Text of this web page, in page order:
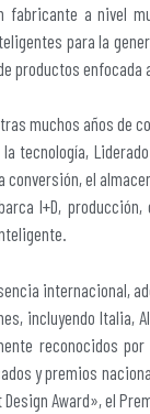
fabricante a nivel
para la
productos
muchos años de
tecnología,
el
I+D,
internacional,
incluyendo Italia,
reconocidos
y premios
Design Award», el